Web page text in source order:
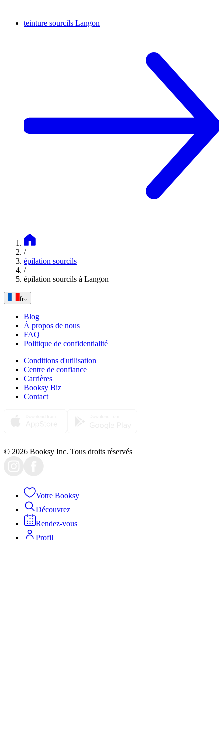
teinture sourcils Langon
/
épilation sourcils
/
épilation sourcils à Langon
fr
Blog
À propos de nous
FAQ
Politique de confidentialité
Conditions d'utilisation
Centre de confiance
Carrières
Booksy Biz
Contact
© 2026 Booksy Inc. Tous droits réservés
Votre Booksy
Découvrez
Rendez-vous
Profil